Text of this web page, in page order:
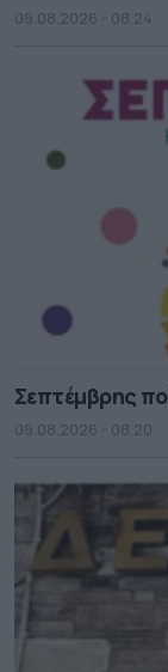
09.08.2026 - 08.24
Σεπτέμβρης
09.08.2026 - 08.20